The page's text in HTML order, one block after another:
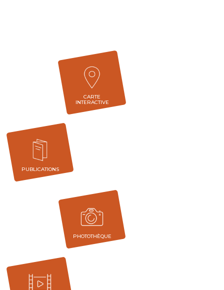
CARTE
INTERACTIVE
PUBLICATIONS
PHOTOTHÈQUE